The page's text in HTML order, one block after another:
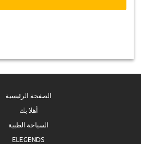
الصفحة الرئيسية
أهلا بك
السياحة الطبية
ELEGENDS